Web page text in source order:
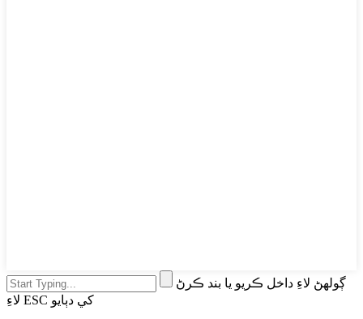
ڳولهڻ لاءِ داخل ڪريو يا بند ڪرڻ
لاءِ ESC کي دٻايو